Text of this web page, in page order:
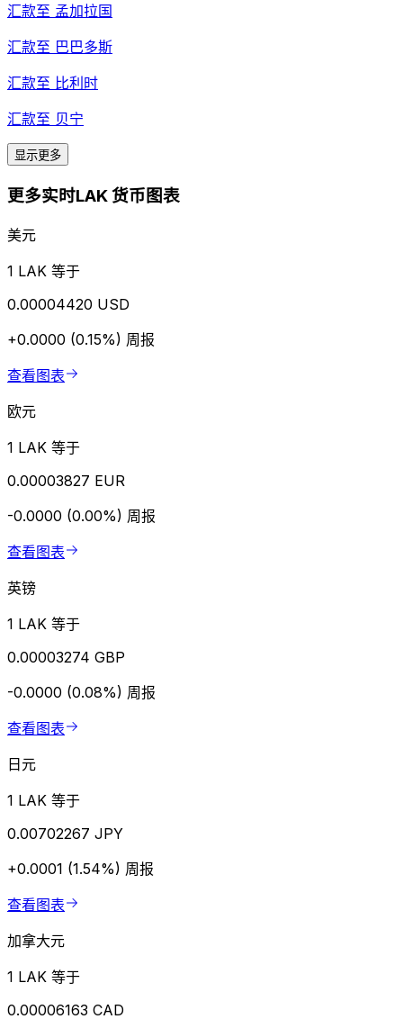
汇款至 孟加拉国
汇款至 巴巴多斯
汇款至 比利时
汇款至 贝宁
显示更多
更多实时LAK 货币图表
美元
1 LAK 等于
0.00004420 USD
+0.0000 (0.15%) 周报
查看图表
欧元
1 LAK 等于
0.00003827 EUR
-0.0000 (0.00%) 周报
查看图表
英镑
1 LAK 等于
0.00003274 GBP
-0.0000 (0.08%) 周报
查看图表
日元
1 LAK 等于
0.00702267 JPY
+0.0001 (1.54%) 周报
查看图表
加拿大元
1 LAK 等于
0.00006163 CAD